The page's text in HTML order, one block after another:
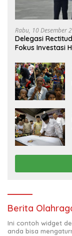
Rabu, 10 Desember
Delegasi
Fokus Investasi
Berita
Ini contoh widget
anda bisa